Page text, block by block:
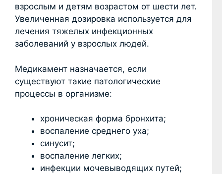
взрослым и детям возрастом от шести лет.
Увеличенная дозировка используется для
лечения тяжелых инфекционных
заболеваний у взрослых людей.
Медикамент назначается, если
существуют такие патологические
процессы в организме:
хроническая форма бронхита;
воспаление среднего уха;
синусит;
воспаление легких;
инфекции мочевыводящих путей;